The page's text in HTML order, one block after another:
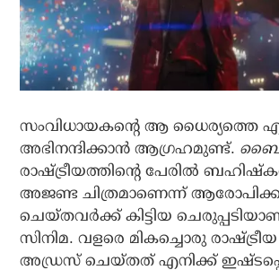
സംവിധായകന്റെ ആ ധൈര്യത്തെ
അഭിനന്ദിക്കാന്‍ ആഗ്രഹമുണ്ട്.
രാഷ്ട്രീയത്തിന്റെ പേരില്‍
അജണ്ട ചിത്രമാണെന്ന്
ചെയ്തവര്‍ക്ക് കിട്ടിയ
സിനിമ. വളരെ മികച്ചൊരു
അഡ്രസ് ചെയ്തത് എനിക്ക്